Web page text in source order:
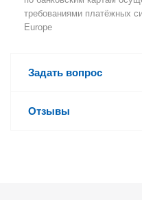
требованиями платёжных
Europe
Задать вопрос
Отзывы